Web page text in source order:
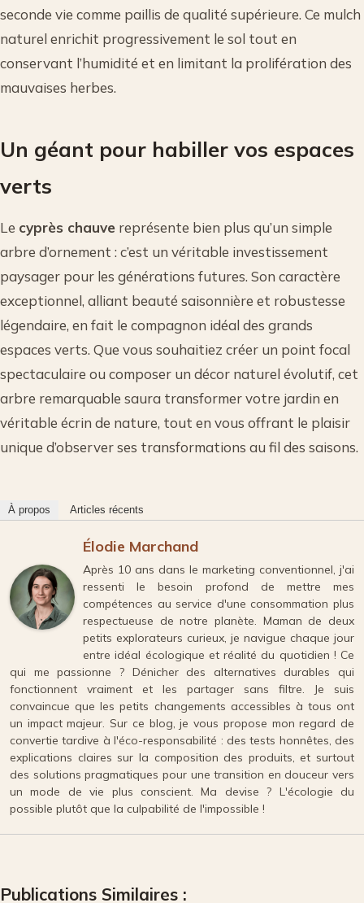
seconde vie comme paillis de qualité supérieure. Ce mulch
naturel enrichit progressivement le sol tout en
conservant l’humidité et en limitant la prolifération des
mauvaises herbes.
Un géant pour habiller vos espaces
verts
Le cyprès chauve représente bien plus qu’un simple
arbre d’ornement : c’est un véritable investissement
paysager pour les générations futures. Son caractère
exceptionnel, alliant beauté saisonnière et robustesse
légendaire, en fait le compagnon idéal des grands
espaces verts. Que vous souhaitiez créer un point focal
spectaculaire ou composer un décor naturel évolutif, cet
arbre remarquable saura transformer votre jardin en
véritable écrin de nature, tout en vous offrant le plaisir
unique d’observer ses transformations au fil des saisons.
À propos Articles récents
Élodie Marchand
Après 10 ans dans le marketing conventionnel, j'ai
ressenti le besoin profond de mettre mes
compétences au service d'une consommation plus
respectueuse de notre planète. Maman de deux
petits explorateurs curieux, je navigue chaque jour
entre idéal écologique et réalité du quotidien ! Ce
qui me passionne ? Dénicher des alternatives durables qui
fonctionnent vraiment et les partager sans filtre. Je suis
convaincue que les petits changements accessibles à tous ont
un impact majeur. Sur ce blog, je vous propose mon regard de
convertie tardive à l'éco-responsabilité : des tests honnêtes, des
explications claires sur la composition des produits, et surtout
des solutions pragmatiques pour une transition en douceur vers
un mode de vie plus conscient. Ma devise ? L'écologie du
possible plutôt que la culpabilité de l'impossible !
Publications Similaires :